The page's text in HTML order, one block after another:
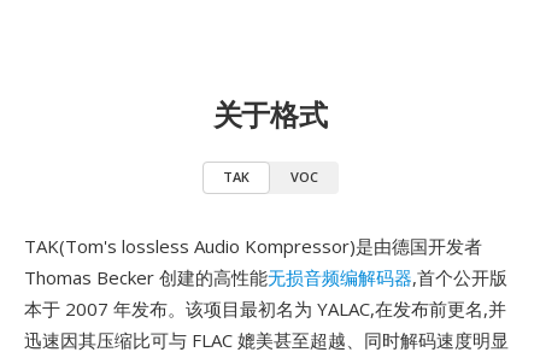
关于格式
TAK VOC
TAK(Tom's lossless Audio Kompressor)是由德国开发者
Thomas Becker 创建的高性能无损音频编解码器,首个公开版
本于 2007 年发布。该项目最初名为 YALAC,在发布前更名,并
迅速因其压缩比可与 FLAC 媲美甚至超越、同时解码速度明显